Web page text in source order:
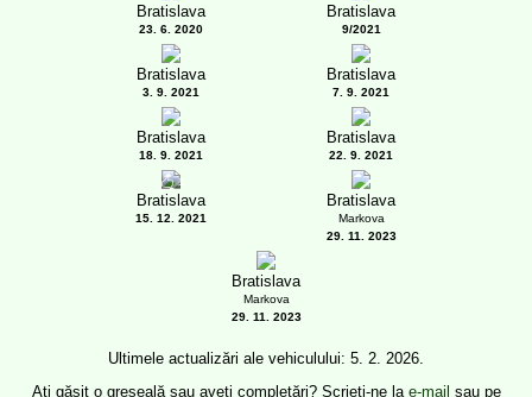
Bratislava
23. 6. 2020
Bratislava
9/2021
Bratislava
3. 9. 2021
Bratislava
7. 9. 2021
Bratislava
18. 9. 2021
Bratislava
22. 9. 2021
1
Bratislava
15. 12. 2021
Bratislava
Markova
29. 11. 2023
Bratislava
Markova
29. 11. 2023
Ultimele actualizări ale vehiculului: 5. 2. 2026.
Ați găsit o greșeală sau aveți completări? Scrieți-ne la e-mail sau pe